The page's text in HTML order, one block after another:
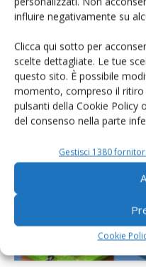
influire negativamente su
Clicca qui sotto per
scelte dettagliate. Le tue
questo sito. È possibile
momento, compreso il
pulsanti della Cookie Policy
del consenso nella parte
Gestisci 1380 fornitori
Cookie
La campagna latte
Di Stefano Boccoli- 5 Giugno 2015